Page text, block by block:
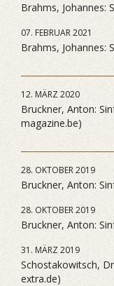
Brahms, Johannes:
07. FEBRUAR 2021
Brahms, Johannes:
12. MÄRZ 2020
Bruckner, Anton:
magazine.be)
28. OKTOBER 2019
Bruckner, Anton:
28. OKTOBER 2019
Bruckner, Anton:
31. MÄRZ 2019
Schostakowitsch,
extra.de)